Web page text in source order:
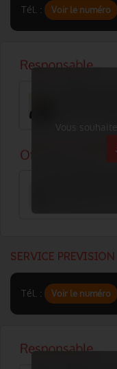
Tél. : Voir le numéro
Vous
SERVICE PREVISION
Tél. : Voir le numéro